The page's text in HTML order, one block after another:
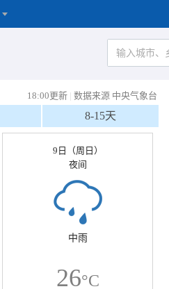
18:00更新 | 数据来源 中央气象台
8-15天
9日（周日）
夜间
中雨
26°C